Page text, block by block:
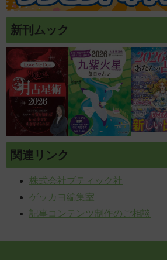
新刊ムック
関連リンク
株式会社ブティック社
ゲッカヨ編集室
記事コンテンツ制作のご相談